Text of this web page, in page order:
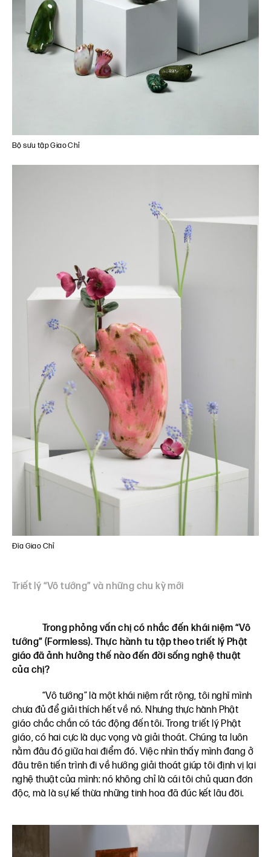
Bộ sưu tập Giao Chỉ
Đĩa Giao Chỉ
Triết lý “Vô tướng” và những chu kỳ mới
Trong phỏng vấn chị có nhắc đến khái niệm “Vô
tướng” (Formless). Thực hành tu tập theo triết lý Phật
giáo đã ảnh hưởng thế nào đến đời sống nghệ thuật
của chị?
“Vô tướng” là một khái niệm rất rộng, tôi nghĩ mình
chưa đủ để giải thích hết về nó. Nhưng thực hành Phật
giáo chắc chắn có tác động đến tôi. Trong triết lý Phật
giáo, có hai cực là dục vọng và giải thoát. Chúng ta luôn
nằm đâu đó giữa hai điểm đó. Việc nhìn thấy mình đang ở
đâu trên tiến trình đi về hướng giải thoát giúp tôi định vị lại
nghệ thuật của mình: nó không chỉ là cái tôi chủ quan đơn
độc, mà là sự kế thừa những tinh hoa đã đúc kết lâu đời.